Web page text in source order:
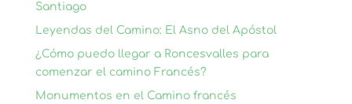
Santiago
Leyendas del Camino: El Asno del Apóstol
¿Cómo puedo llegar a Roncesvalles para
comenzar el camino Francés?
Monumentos en el Camino francés